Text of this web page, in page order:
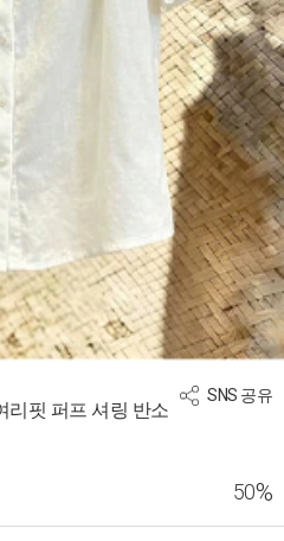
SNS 공유
핏 퍼프 셔링 반소
50%